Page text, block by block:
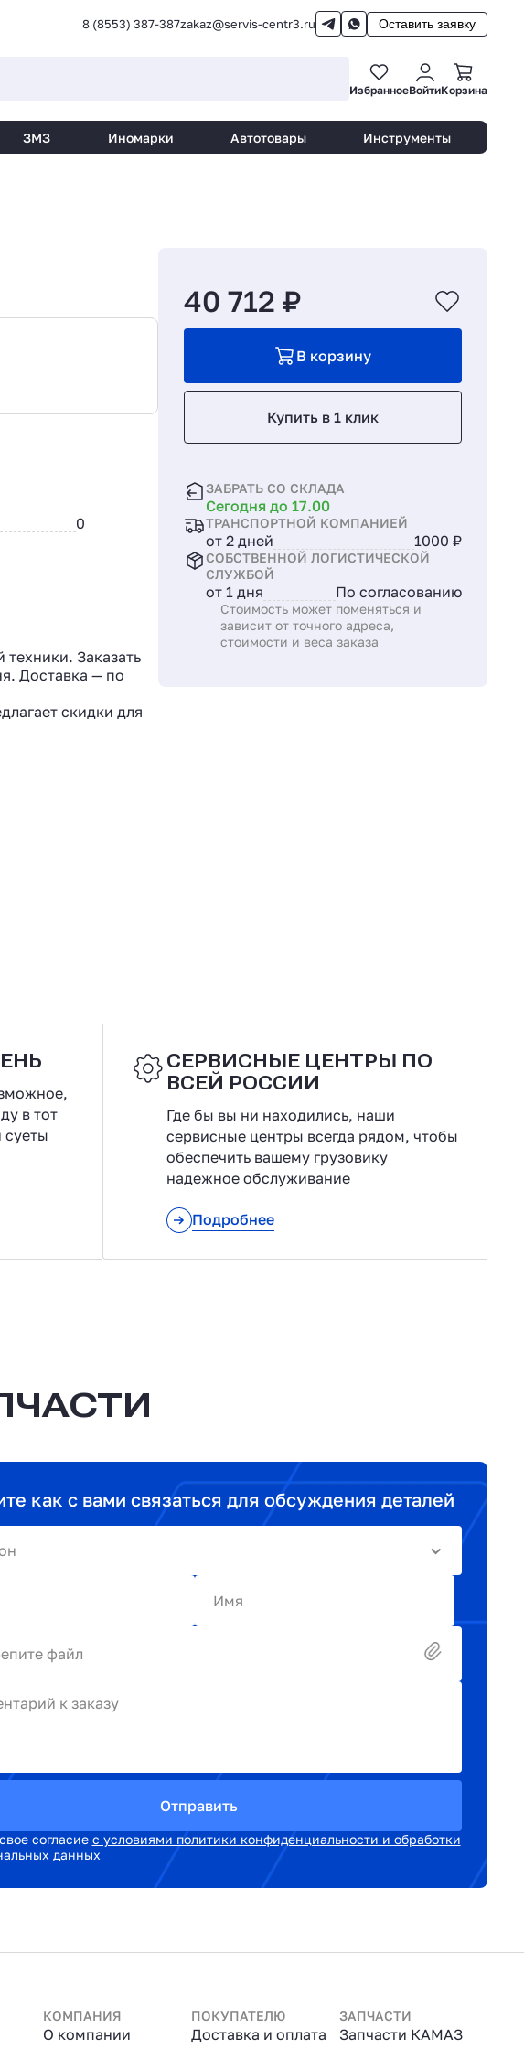
8 (8553) 387-387zakaz@servis-centr3.ru Оставить заявку
ИзбранноеВойтиКорзина
ЗМЗ Иномарки Автотовары Инструменты
0
Заказать
Доставка — по
скидки для
40 712 ₽
В корзину
Купить в 1 клик
ЗАБРАТЬ СО СКЛАДА
Сегодня до 17.00
ТРАНСПОРТНОЙ КОМПАНИЕЙ
от 2 дней 1000 ₽
СОБСТВЕННОЙ ЛОГИСТИЧЕСКОЙ
СЛУЖБОЙ
от 1 дня По согласованию
Стоимость может поменяться и
зависит от точного адреса,
стоимости и веса заказа
в тот
СЕРВИСНЫЕ ЦЕНТРЫ ПО
ВСЕЙ РОССИИ
Где бы вы ни находились, наши
сервисные центры всегда рядом, чтобы
обеспечить вашему грузовику
надежное обслуживание
Подробнее
как с вами связаться для обсуждения деталей
Имя
файл
к заказу
Отправить
согласие с условиями политики конфиденциальности и обработки
данных
КОМПАНИЯ
О компании
ПОКУПАТЕЛЮ
Доставка и оплата
ЗАПЧАСТИ
Запчасти КАМАЗ